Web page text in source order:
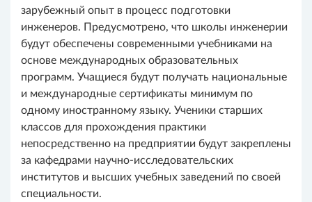
зарубежный опыт в процесс подготовки
инженеров. Предусмотрено, что школы инженерии
будут обеспечены современными учебниками на
основе международных образовательных
программ. Учащиеся будут получать национальные
и международные сертификаты минимум по
одному иностранному языку. Ученики старших
классов для прохождения практики
непосредственно на предприятии будут закреплены
за кафедрами научно-исследовательских
институтов и высших учебных заведений по своей
специальности.